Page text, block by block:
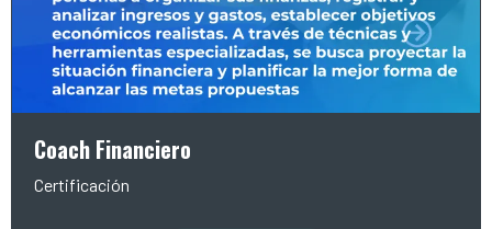
Coach Financiero
Certificación